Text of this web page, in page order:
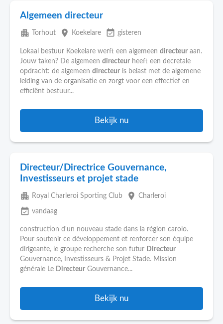
Algemeen directeur
apartment Torhout place Koekelare event_available gisteren
Lokaal bestuur Koekelare werft een algemeen directeur aan.
Jouw taken? De algemeen directeur heeft een decretale
opdracht: de algemeen directeur is belast met de algemene
leiding van de organisatie en zorgt voor een effectief en
efficiënt bestuur...
Bekijk nu
Directeur/Directrice Gouvernance,
Investisseurs et projet stade
apartment Royal Charleroi Sporting Club place Charleroi
event_available vandaag
construction d'un nouveau stade dans la région carolo.
Pour soutenir ce développement et renforcer son équipe
dirigeante, le groupe recherche son futur Directeur
Gouvernance, Investisseurs & Projet Stade. Mission
générale Le Directeur Gouvernance...
Bekijk nu